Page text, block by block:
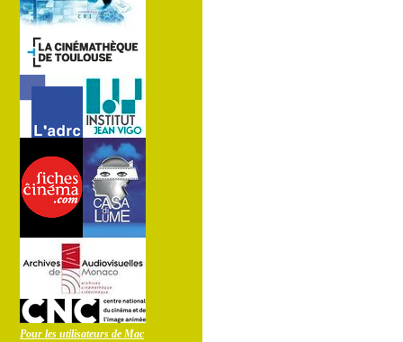
Pour les utilisateurs de Mac